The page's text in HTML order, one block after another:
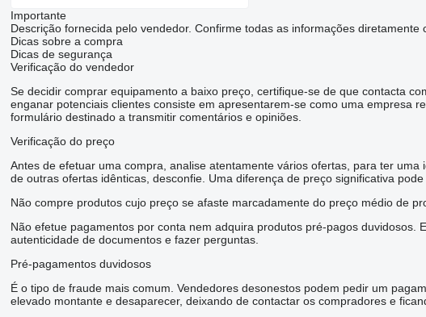
Importante
Descrição fornecida pelo vendedor. Confirme todas as informações diretamente
Dicas sobre a compra
Dicas de segurança
Verificação do vendedor
Se decidir comprar equipamento a baixo preço, certifique-se de que contacta
enganar potenciais clientes consiste em apresentarem-se como uma empresa
formulário destinado a transmitir comentários e opiniões.
Verificação do preço
Antes de efetuar uma compra, analise atentamente vários ofertas, para ter
de outras ofertas idênticas, desconfie. Uma diferença de preço significativa
Não compre produtos cujo preço se afaste marcadamente do preço médio de
Não efetue pagamentos por conta nem adquira produtos pré-pagos
autenticidade de documentos e fazer perguntas.
Pré-pagamentos duvidosos
É o tipo de fraude mais comum. Vendedores desonestos podem pedir um
elevado montante e desaparecer, deixando de contactar os compradores e